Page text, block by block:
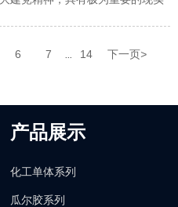
6 7 ... 14 下一页>
产品展示
化工单体系列
瓜尔胶系列